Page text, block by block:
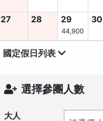
27 28 29
44,900
30
國定假日列表
選擇參團人數
大人